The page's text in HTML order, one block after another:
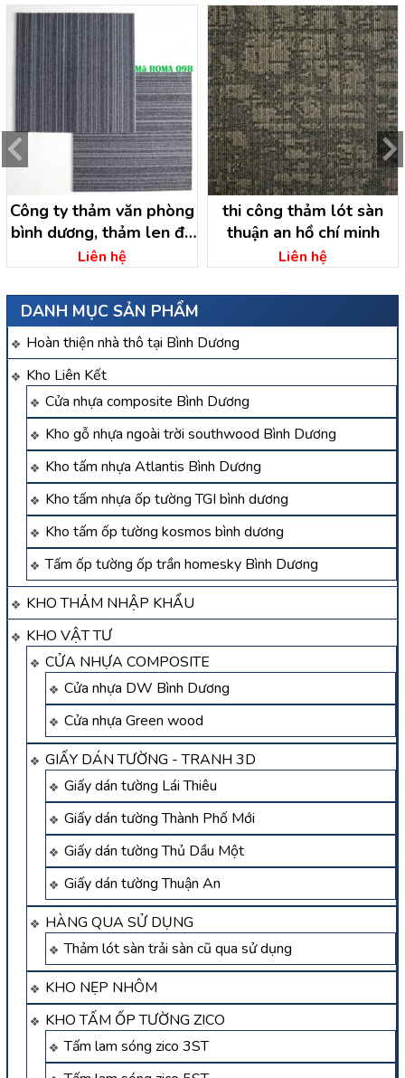
DANH MỤC SẢN PHẨM
Hoàn thiện nhà thô tại Bình Dương
Kho Liên Kết
Cửa nhựa composite Bình Dương
Kho gỗ nhựa ngoài trời southwood Bình Dương
Kho tấm nhựa Atlantis Bình Dương
Kho tấm nhựa ốp tường TGI bình dương
Kho tấm ốp tường kosmos bình dương
Tấm ốp tường ốp trần homesky Bình Dương
KHO THẢM NHẬP KHẨU
KHO VẬT TƯ
CỬA NHỰA COMPOSITE
Cửa nhựa DW Bình Dương
Cửa nhựa Green wood
GIẤY DÁN TƯỜNG - TRANH 3D
Giấy dán tường Lái Thiêu
Giấy dán tường Thành Phố Mới
Giấy dán tường Thủ Dầu Một
Giấy dán tường Thuận An
HÀNG QUA SỬ DỤNG
Thảm lót sàn trải sàn cũ qua sử dụng
KHO NẸP NHÔM
KHO TẤM ỐP TƯỜNG ZICO
Tấm lam sóng zico 3ST
Công ty thảm văn phòng
bình dương, thảm len đế
cao su
Liên hệ
thi công thảm lót sàn
thuận an hồ chí minh
Liên hệ